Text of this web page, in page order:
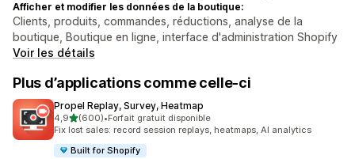
Afficher et modifier les données de la boutique:
Clients, produits, commandes, réductions, analyse de la
boutique, Boutique en ligne, interface d'administration Shopify
Voir les détails
Plus d’applications comme celle-ci
Propel Replay, Survey, Heatmap
4,9étoile(s) sur 5
(600)
600 avis au total
•Forfait gratuit disponible
Fix lost sales: record session replays, heatmaps, AI analytics
Built for Shopify